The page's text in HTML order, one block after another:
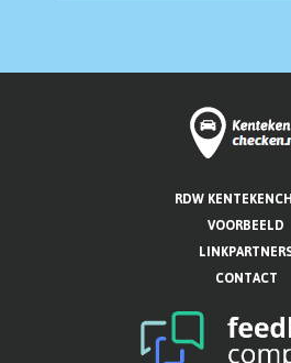
RDW
VOORBEELD
CONTACT